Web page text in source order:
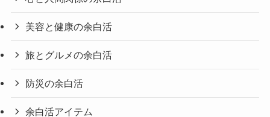
美容と健康の余白活
旅とグルメの余白活
防災の余白活
余白活アイテム